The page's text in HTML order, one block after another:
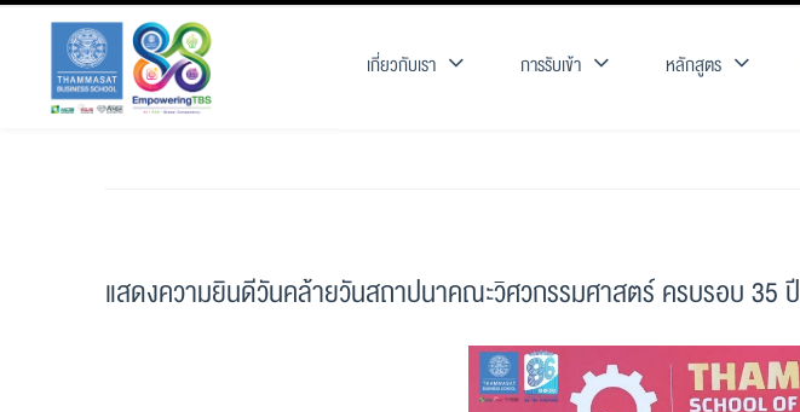
เกี่ยวกับเรา การรับเข้า หลักสูตร
แสดงความยินดีวันคล้ายวันสถาปนาคณะวิศวกรรมศาสตร์ ครบรอบ 35 ปี